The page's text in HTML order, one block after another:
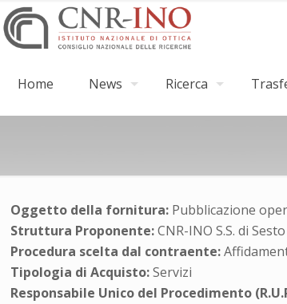
Home News Ricerca
Oggetto della fornitura: Pubblicazione
Struttura Proponente:CNR-INO S.S. di
Procedura scelta dal contraente:
Tipologia di Acquisto:Servizi
Responsabile Unico del Procedimento